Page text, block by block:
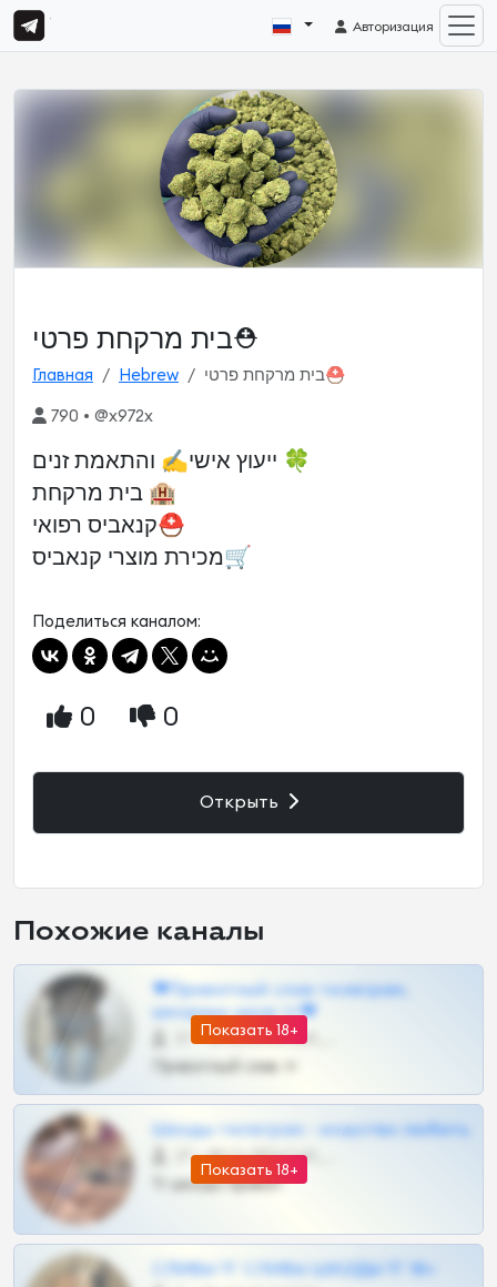
Авторизация
בית מרקחת פרטי⛑
Главная Hebrew בית מרקחת פרטי⛑
790 • @x972x
ייעוץ אישי✍️ והתאמת זנים 🍀
בית מרקחת 🏨
קנאביס רפואי⛑
מכירת מוצרי קנאביס🛒
Поделиться каналом:
0 0
Открыть
Похожие каналы
Показать 18+
❤Приватный слив телеграм,
шкодных шкур тг❤
57 •
Приватный слив тг
Показать 18+
Шкоды телеграм - искуство любить
27 •
Тг шкоды приват
СЛИВЫ ТГ СЛИВЫ ШКОДЫ ТГ 18+